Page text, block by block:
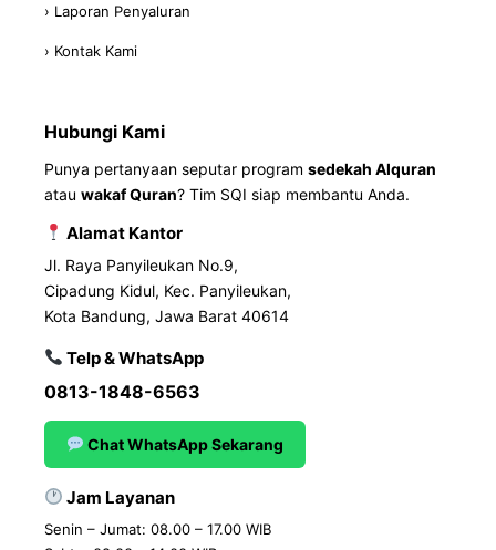
› Laporan Penyaluran
› Kontak Kami
Hubungi Kami
Punya pertanyaan seputar program sedekah Alquran
atau wakaf Quran? Tim SQI siap membantu Anda.
Alamat Kantor
Jl. Raya Panyileukan No.9,
Cipadung Kidul, Kec. Panyileukan,
Kota Bandung, Jawa Barat 40614
Telp & WhatsApp
0813-1848-6563
Chat WhatsApp Sekarang
Jam Layanan
Senin – Jumat: 08.00 – 17.00 WIB